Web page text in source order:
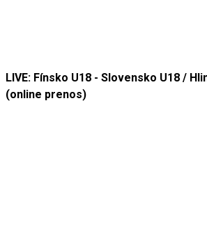
LIVE: Fínsko U18 - Slovensko U18 /
(online prenos)